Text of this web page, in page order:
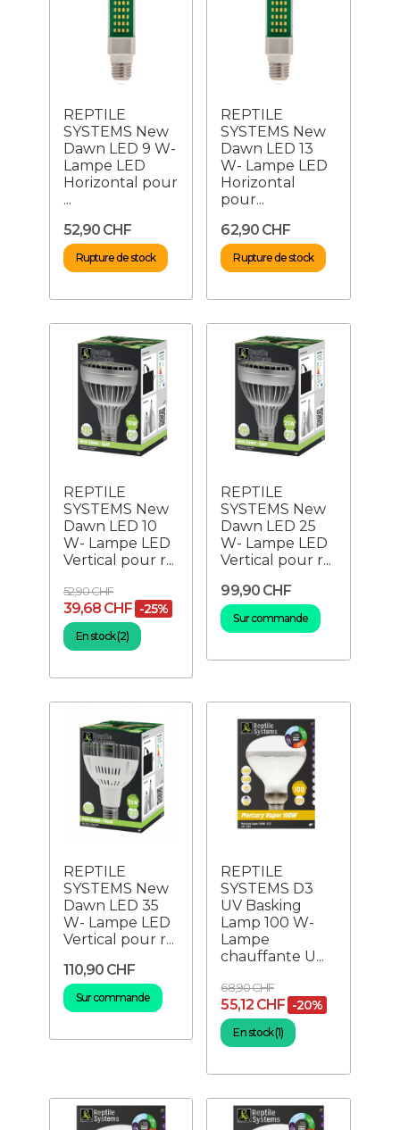
REPTILE
SYSTEMS New
Dawn LED 9 W-
Lampe LED
Horizontal pour
...
52,90 CHF
Rupture de stock
REPTILE
SYSTEMS New
Dawn LED 13
W- Lampe LED
Horizontal
pour...
62,90 CHF
Rupture de stock
REPTILE
SYSTEMS New
Dawn LED 10
W- Lampe LED
Vertical pour r...
52,90 CHF
39,68 CHF -25%
En stock (2)
REPTILE
SYSTEMS New
Dawn LED 25
W- Lampe LED
Vertical pour r...
99,90 CHF
Sur commande
REPTILE
SYSTEMS New
Dawn LED 35
W- Lampe LED
Vertical pour r...
110,90 CHF
Sur commande
REPTILE
SYSTEMS D3
UV Basking
Lamp 100 W-
Lampe
chauffante U...
68,90 CHF
55,12 CHF -20%
En stock (1)